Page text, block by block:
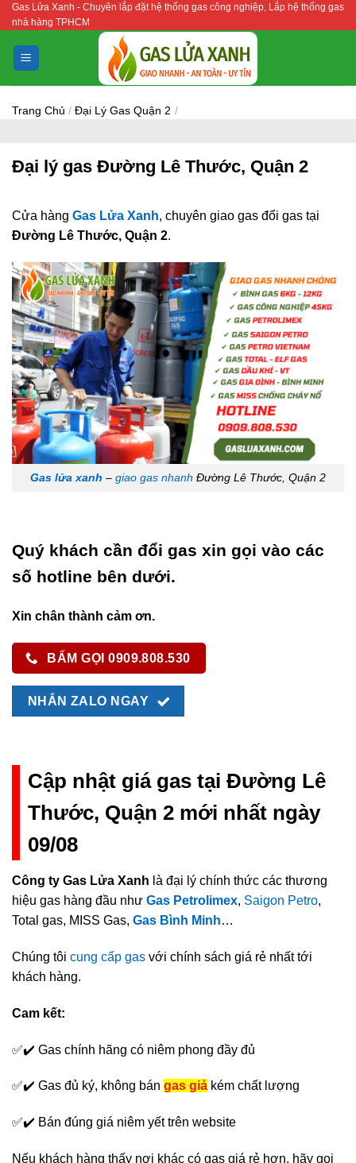
Bỏ
qua
nội
dung
Gas Lửa Xanh - Chuyên lắp đặt hệ thống gas công nghiệp, Lắp hệ thống gas
nhà hàng TPHCM
Trang Chủ / Đại Lý Gas Quận 2 /
Đại lý gas Đường Lê Thước, Quận 2
Cửa hàng Gas Lửa Xanh, chuyên giao gas đổi gas tại
Đường Lê Thước, Quận 2.
Gas lửa xanh – giao gas nhanh Đường Lê Thước, Quận 2
Quý khách cần đổi gas xin gọi vào các
số hotline bên dưới.
Xin chân thành cảm ơn.
BẤM GỌI 0909.808.530
NHẮN ZALO NGAY
Cập nhật giá gas tại Đường Lê
Thước, Quận 2 mới nhất ngày
09/08
Công ty Gas Lửa Xanh là đại lý chính thức các thương
hiệu gas hàng đầu như Gas Petrolimex, Saigon Petro,
Total gas, MISS Gas, Gas Bình Minh…
Chúng tôi cung cấp gas với chính sách giá rẻ nhất tới
khách hàng.
Cam kết:
✅✔️ Gas chính hãng có niêm phong đầy đủ
✅✔️ Gas đủ ký, không bán gas giả kém chất lượng
✅✔️ Bán đúng giá niêm yết trên website
Nếu khách hàng thấy nơi khác có gas giá rẻ hơn, hãy gọi